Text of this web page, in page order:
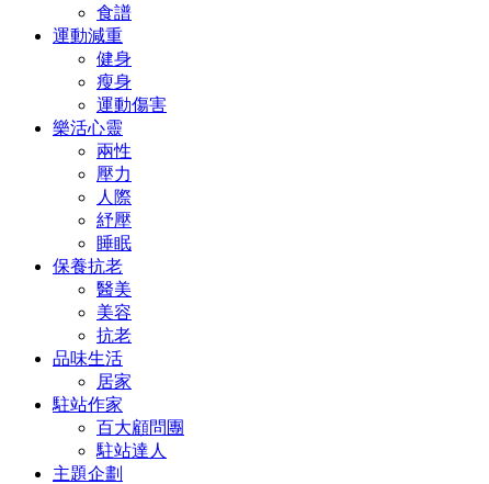
食譜
運動減重
健身
瘦身
運動傷害
樂活心靈
兩性
壓力
人際
紓壓
睡眠
保養抗老
醫美
美容
抗老
品味生活
居家
駐站作家
百大顧問團
駐站達人
主題企劃